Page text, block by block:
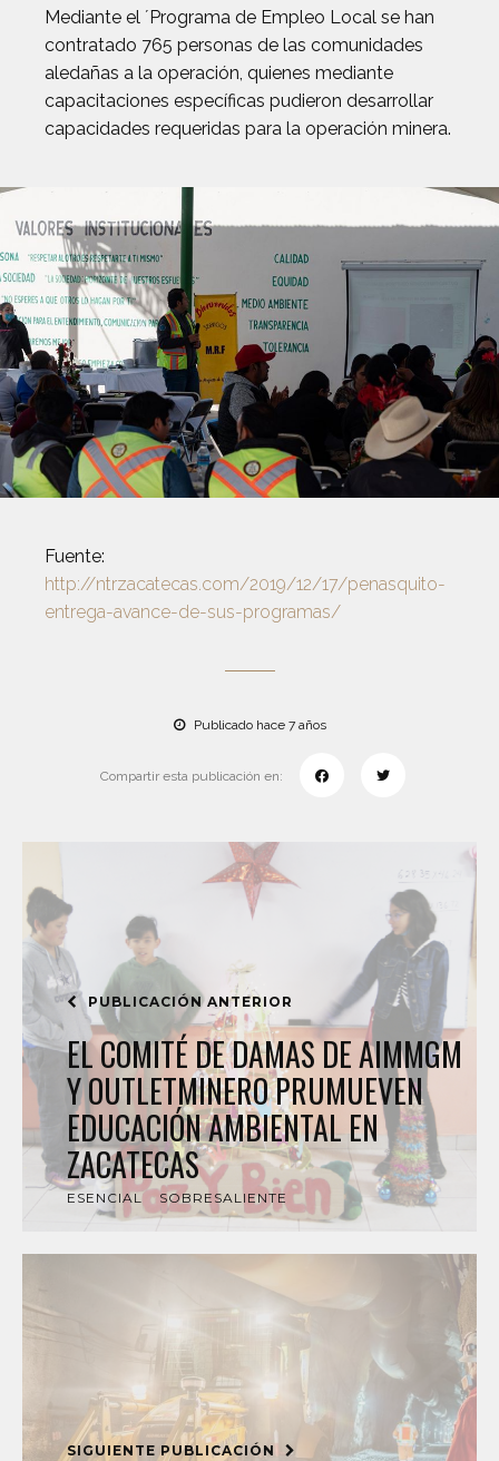
Mediante el ´Programa de Empleo Local se han
contratado 765 personas de las comunidades
aledañas a la operación, quienes mediante
capacitaciones específicas pudieron desarrollar
capacidades requeridas para la operación minera.
Fuente:
http://ntrzacatecas.com/2019/12/17/penasquito-
entrega-avance-de-sus-programas/
Publicado hace 7 años
Compartir esta publicación en:
PUBLICACIÓN ANTERIOR
EL COMITÉ DE DAMAS DE AIMMGM
Y OUTLETMINERO PRUMUEVEN
EDUCACIÓN AMBIENTAL EN
ZACATECAS
ESENCIAL SOBRESALIENTE
SIGUIENTE PUBLICACIÓN